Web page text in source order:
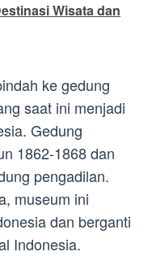
Wisata dan
ke gedung
saat ini menjadi
Gedung
1862-1868 dan
pengadilan.
museum ini
dan berganti
Indonesia.